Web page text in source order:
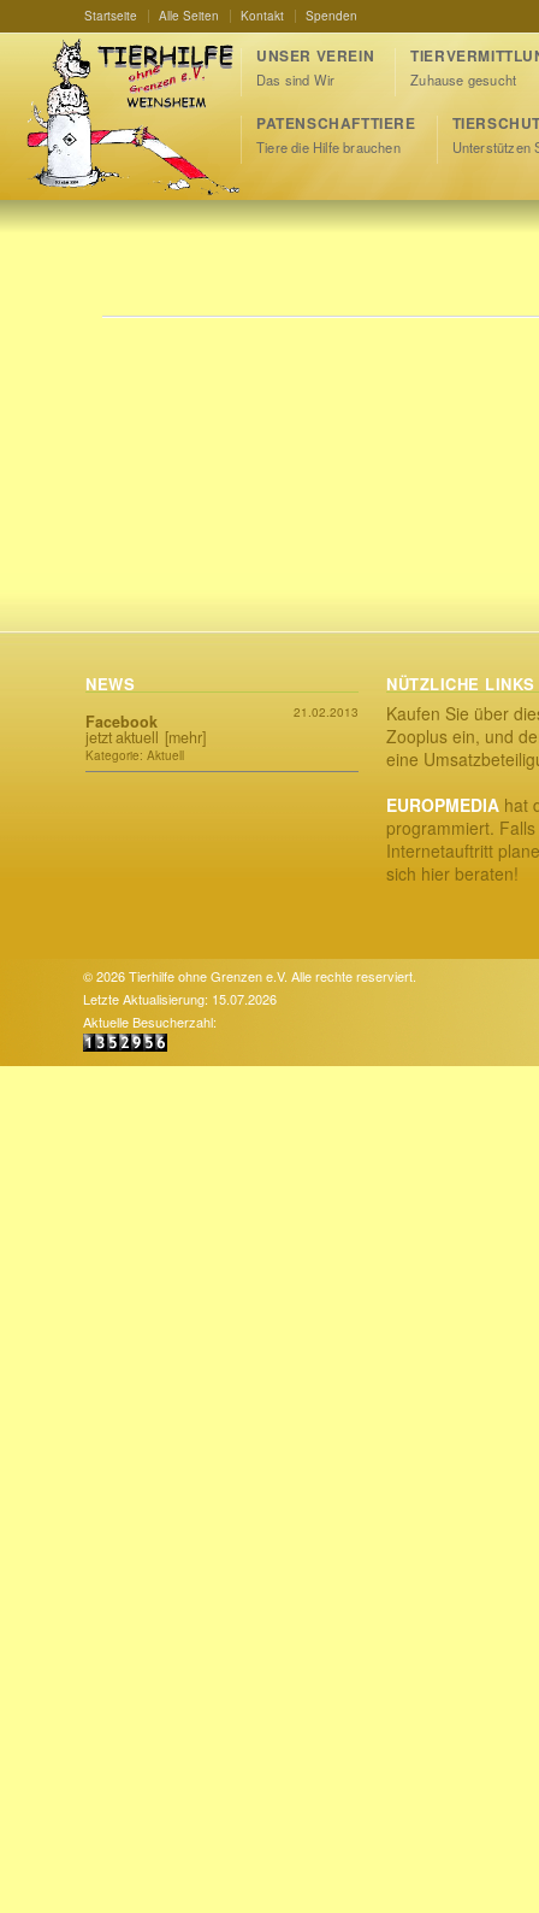
Startseite Alle Seiten Kontakt Spenden
UNSER VEREIN
Das sind Wir Zuhause gesucht
PATENSCHAFTTIERE
Tiere die Hilfe brauchen Unterstützen
NEWS
21.02.2013
Facebook
jetzt aktuell [mehr]
Kategorie: Aktuell
NÜTZLICHE LINKS
Kaufen Sie über
Zooplus ein, und
eine
EUROPMEDIA hat
programmiert.
Internetauftritt
sich hier beraten!
© 2026 Tierhilfe ohne Grenzen e.V. Alle rechte reserviert.
Letzte Aktualisierung: 15.07.2026
Aktuelle Besucherzahl: